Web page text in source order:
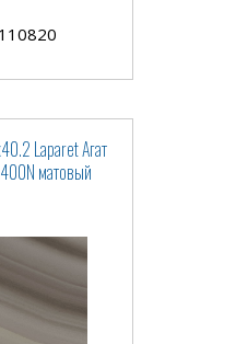
Laparet Агат
матовый